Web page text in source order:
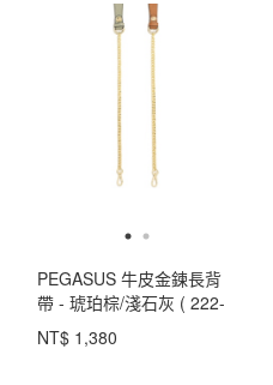
PEGASUS 牛皮金鍊長背
帶 - 琥珀棕/淺石灰 ( 222-
822 )
NT$ 1,380